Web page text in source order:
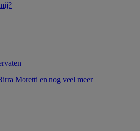
Moretti en nog veel meer